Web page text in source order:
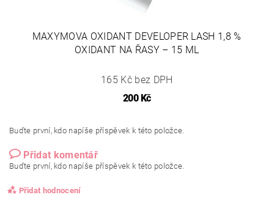
MAXYMOVA OXIDANT DEVELOPER LASH 1,8 %
OXIDANT NA ŘASY – 15 ML
165 Kč bez DPH
200 Kč
Buďte první, kdo napíše příspěvek k této položce.
Přidat komentář
Buďte první, kdo napíše příspěvek k této položce.
Přidat hodnocení